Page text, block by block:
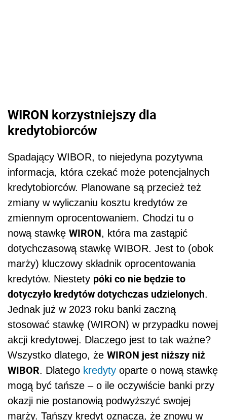
WIRON korzystniejszy dla
kredytobiorców
Spadający WIBOR, to niejedyna pozytywna
informacja, która czekać może potencjalnych
kredytobiorców. Planowane są przecież też
zmiany w wyliczaniu kosztu kredytów ze
zmiennym oprocentowaniem. Chodzi tu o
nową stawkę WIRON, która ma zastąpić
dotychczasową stawkę WIBOR. Jest to (obok
marży) kluczowy składnik oprocentowania
kredytów. Niestety póki co nie będzie to
dotyczyło kredytów dotychczas udzielonych.
Jednak już w 2023 roku banki zaczną
stosować stawkę (WIRON) w przypadku nowej
akcji kredytowej. Dlaczego jest to tak ważne?
Wszystko dlatego, że WIRON jest niższy niż
WIBOR. Dlatego kredyty oparte o nową stawkę
mogą być tańsze – o ile oczywiście banki przy
okazji nie postanowią podwyższyć swojej
marży. Tańszy kredyt oznacza, że znowu w